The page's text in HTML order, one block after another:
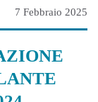
7 Febbraio 2025